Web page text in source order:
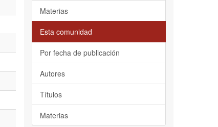
Materias
Esta comunidad
Por fecha de publicación
Autores
Títulos
Materias